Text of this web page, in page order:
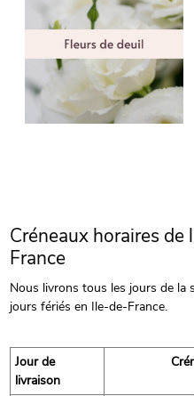
Créneaux horaires
France
Nous livrons tous les jours de la
jours fériés en Ile-de-France.
Jour de
livraison